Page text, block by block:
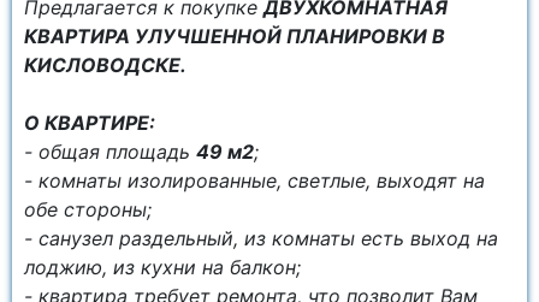
Предлагается к покупкеДВУХКОМНАТНАЯ
КВАРТИРА УЛУЧШЕННОЙ ПЛАНИРОВКИ В
КИСЛОВОДСКЕ.
О КВАРТИРЕ:
- общая площадь 49 м2;
- комнаты изолированные, светлые, выходят на
обе стороны;
- санузел раздельный, из комнаты есть выход на
лоджию, из кухни на балкон;
- квартира требует ремонта, что позволит Вам